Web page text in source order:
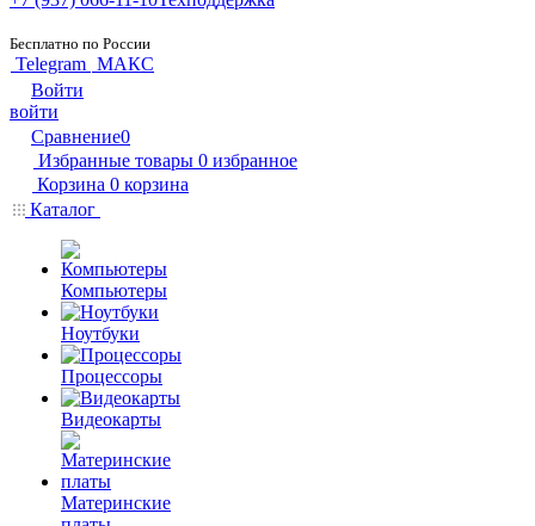
Бесплатно по России
Telegram МАКС
Войти
войти
Сравнение0
Избранные товары 0 избранное
Корзина 0 корзина
Каталог
Компьютеры
Ноутбуки
Процессоры
Видеокарты
Материнские